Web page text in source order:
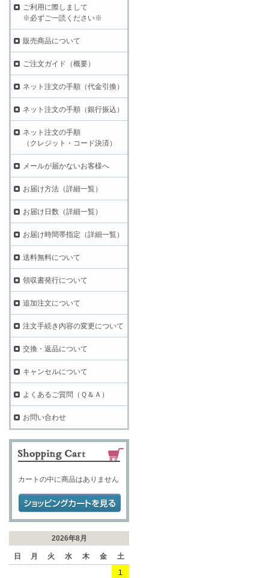
ご利用に際しまして
※必ずご一読ください※
販売商品について
ご注文ガイド（概要）
ネット注文の手順（代金引換）
ネット注文の手順（銀行振込）
ネット注文の手順
（クレジット・コード決済）
メールが届かないお客様へ
お届け方法（詳細一覧）
お届け日数（詳細一覧）
お届け時間帯指定（詳細一覧）
送料無料について
領収書発行について
追加注文について
注文手続き内容の変更について
交換・返品について
キャンセルについて
よくあるご質問（Ｑ＆Ａ）
お問い合わせ
カートの中に商品はありません
2026年8月
日 月 火 水 木 金
土
1